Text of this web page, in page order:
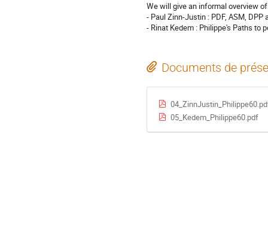
We will give an informal overview
- Paul Zinn-Justin : PDF, ASM, DPP
- Rinat Kedem : Philippe's Paths to
Documents de
05_Kedem_Philippe60.pdf